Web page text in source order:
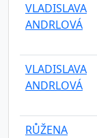
VLADISLAVA
ANDRLOVÁ
VLADISLAVA
ANDRLOVÁ
RŮŽENA